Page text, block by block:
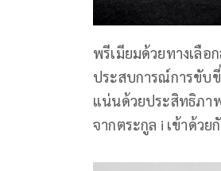
พรีเมียมด้วยทางเลือ
ประสบการณ์การขับ
แน่นด้วยประสิทธิภา
จากตระกูล i เข้าด้วย